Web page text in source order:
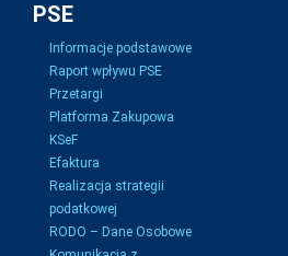
PSE
Informacje podstawowe
Raport wpływu PSE
Przetargi
Platforma Zakupowa
KSeF
Efaktura
Realizacja strategii
podatkowej
RODO – Dane Osobowe